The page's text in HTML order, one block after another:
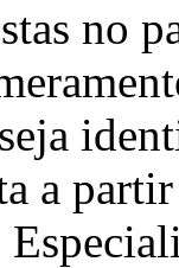
no
a